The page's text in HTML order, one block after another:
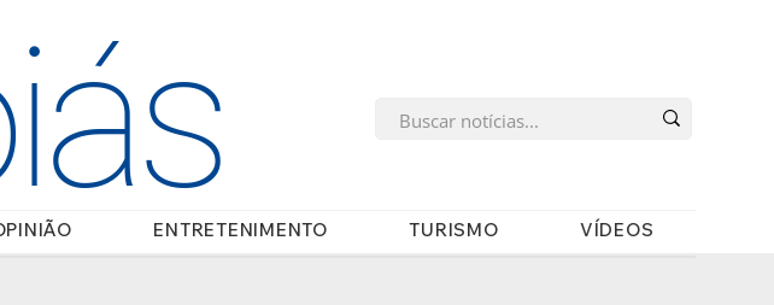
ENTRETENIMENTO TURISMO VÍDEOS